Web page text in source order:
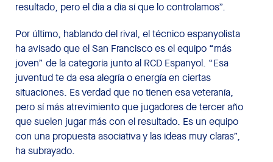
resultado, pero el día a día sí que lo controlamos”.
Por último, hablando del rival, el técnico espanyolista
ha avisado que el San Francisco es el equipo “más
joven” de la categoría junto al RCD Espanyol. “Esa
juventud te da esa alegría o energía en ciertas
situaciones. Es verdad que no tienen esa veteranía,
pero sí más atrevimiento que jugadores de tercer año
que suelen jugar más con el resultado. Es un equipo
con una propuesta asociativa y las ideas muy claras”,
ha subrayado.